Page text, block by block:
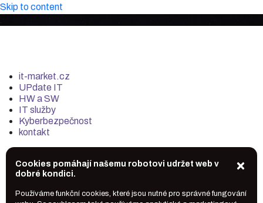
Skip to content
it-market.cz
UPdate IT
HW a SW
IT služby
Kyberbezpečnost
kontakt
Cookies pomáhají našemu robotovi udržet web v
dobré kondici.
Používáme funkční cookies, které jsou nutné pro správné fungování